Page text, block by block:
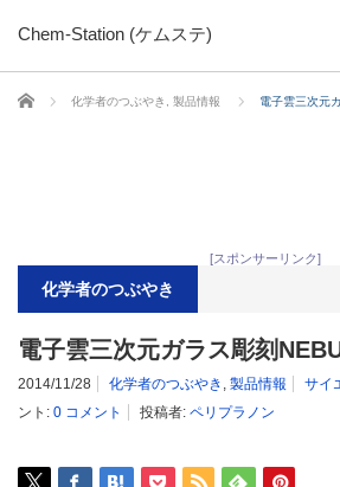
Chem-Station (ケムステ)
ホーム 化学者のつぶやき 製品情報 電子雲三次元
[スポンサーリンク]
化学者のつぶやき
電子雲三次元ガラス彫刻
2014/11/28 化学者のつぶやき , 製品情報 サイ
ント: 0 コメント 投稿者: ペリプラノン